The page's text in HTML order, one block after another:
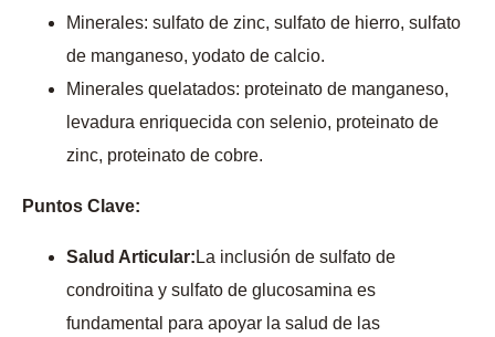
Minerales: sulfato de zinc, sulfato de hierro, sulfato
de manganeso, yodato de calcio.
Minerales quelatados: proteinato de manganeso,
levadura enriquecida con selenio, proteinato de
zinc, proteinato de cobre.
Puntos Clave:
Salud Articular: La inclusión de sulfato de
condroitina y sulfato de glucosamina es
fundamental para apoyar la salud de las